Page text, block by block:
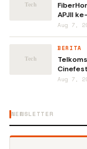
APJII
Aug 7,
BERITA
Aug 7,
NEWSLETTER